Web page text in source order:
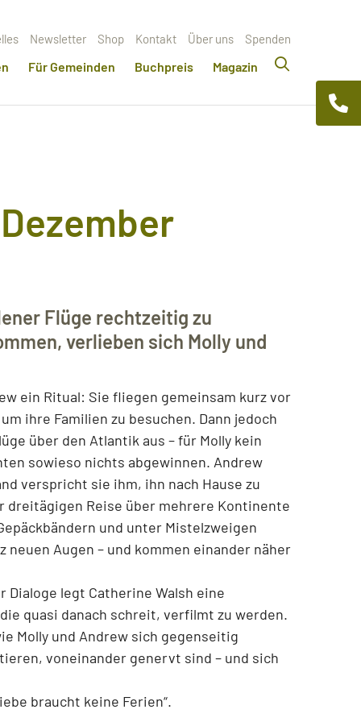
Newsletter Shop Kontakt Über uns Spenden
Für Gemeinden Buchpreis Magazin
Flüge rechtzeitig zu
verlieben sich Molly und
ein Ritual: Sie fliegen gemeinsam kurz vor
ihre Familien zu besuchen. Dann jedoch
über den Atlantik aus – für Molly kein
sowieso nichts abgewinnen. Andrew
verspricht sie ihm, ihn nach Hause zu
dreitägigen Reise über mehrere Kontinente
und unter Mistelzweigen
Augen – und kommen einander näher
legt Catherine Walsh eine
quasi danach schreit, verfilmt zu werden.
Molly und Andrew sich gegenseitig
voneinander genervt sind – und sich
braucht keine Ferien“.